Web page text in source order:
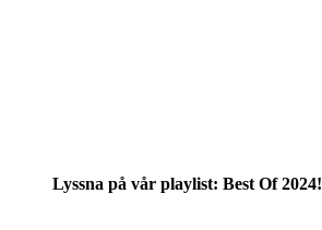
Lyssna på vår playlist: Best Of 2024!